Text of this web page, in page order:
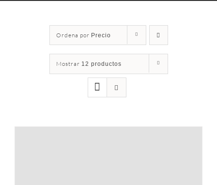
Ordena por Precio
Mostrar 12 productos